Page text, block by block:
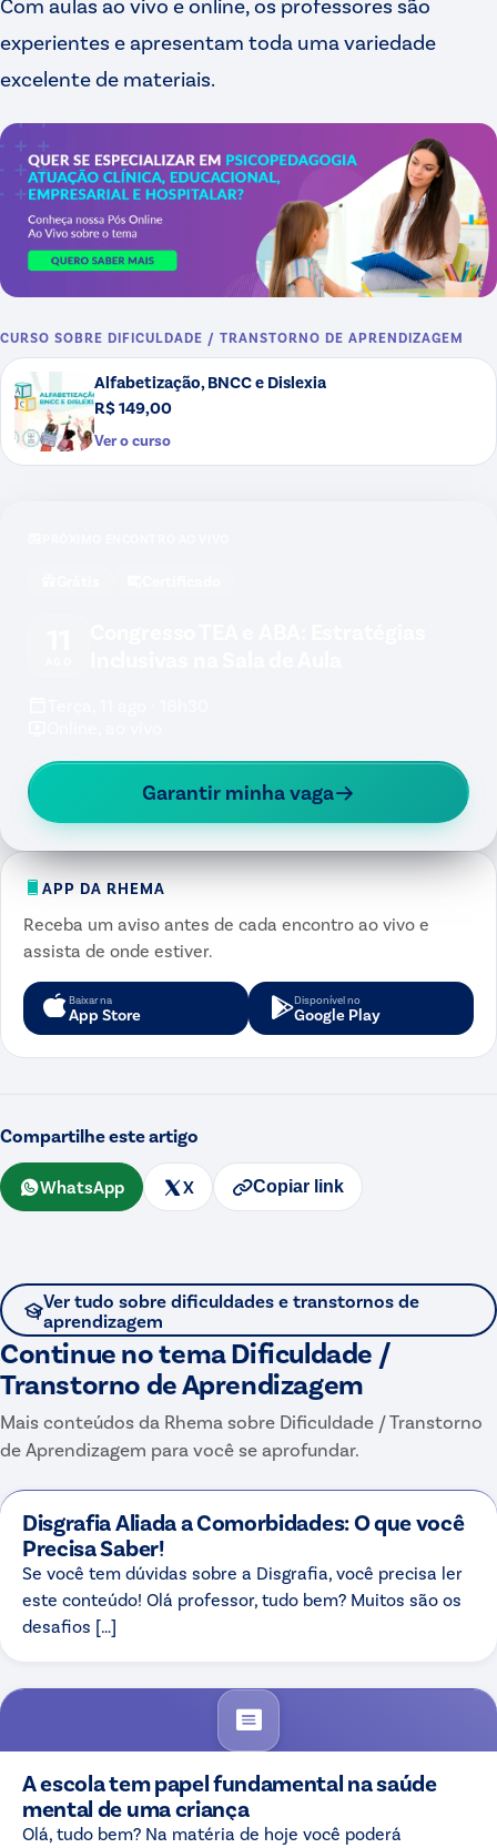
experientes e apresentam toda uma variedade
excelente de materiais.
CURSO SOBRE DIFICULDADE / TRANSTORNO DE APRENDIZAGEM
Alfabetização, BNCC e Dislexia
R$ 149,00
Ver o curso
Garantir minha vaga
APP DA RHEMA
Receba um aviso antes de cada encontro ao vivo e
assista de onde estiver.
Baixar na
App Store
Disponível no
Google Play
Compartilhe este artigo
WhatsApp X Copiar link
Ver tudo sobre dificuldades e transtornos de
aprendizagem
Continue no temaDificuldade /
Transtorno de Aprendizagem
Mais conteúdos da Rhema sobre Dificuldade / Transtorno
de Aprendizagem para você se aprofundar.
Disgrafia Aliada a Comorbidades: O que você
Precisa Saber!
Se você tem dúvidas sobre a Disgrafia, você precisa ler
este conteúdo! Olá professor, tudo bem? Muitos são os
desafios […]
A escola tem papel fundamental na saúde
mental de uma criança
Olá, tudo bem? Na matéria de hoje você poderá